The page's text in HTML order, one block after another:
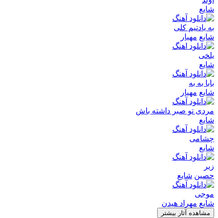
شایع
به یادتیم کلی
شایع مهیار
یلخی
شایع
بابا به به
شایع مهیار
مردی تو صبر داشته باش
شایع
چشامی
شایع
زبر
حصین شایع
موجی
شایع مهراد هیدن
مشاهده آثار بیشتر